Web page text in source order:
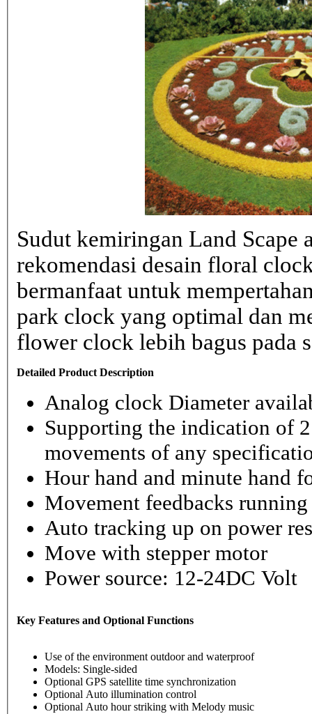
Sudut kemiringan Land Scape
rekomendasi desain floral
bermanfaat untuk
park clock yang optimal dan
flower clock lebih bagus pada
Detailed Product Description
Analog clock Diameter
Supporting the indication of
movements of any
Hour hand and minute hand
Movement feedbacks
Auto tracking up on power
Move with stepper motor
Power source: 12-24DC Volt
Key Features and Optional Functions
Use of the environment outdoor and waterproof
Models: Single-sided
Optional GPS satellite time synchronization
Optional Auto illumination control
Optional Auto hour striking with Melody music